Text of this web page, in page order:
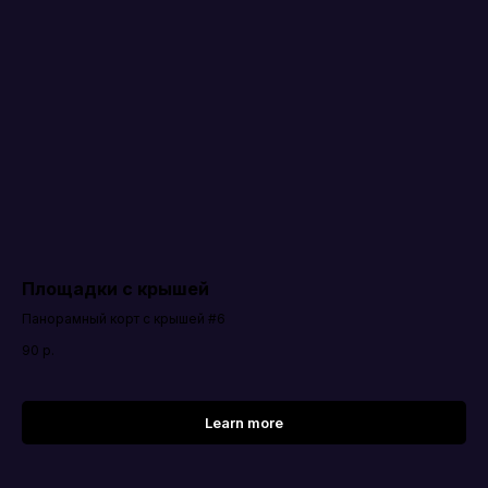
Площадки с крышей
Панорамный корт с крышей #6
90 р.
Learn more